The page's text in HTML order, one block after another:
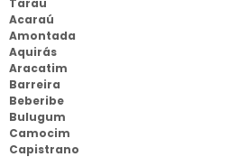
Tarau
Acaraú
Amontada
Aquirás
Aracatim
Barreira
Beberibe
Bulugum
Camocim
Capistrano